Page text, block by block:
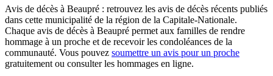
Par région
Par ville
Maisons funéraires
Avis de décès à Beaupré : retrouvez les avis de décès récents publiés
dans cette municipalité de la région de la Capitale-Nationale.
Chaque avis de décès à Beaupré permet aux familles de rendre
hommage à un proche et de recevoir les condoléances de la
communauté. Vous pouvez soumettre un avis pour un proche
gratuitement ou consulter les hommages en ligne.